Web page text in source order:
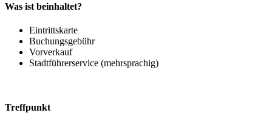
Was ist beinhaltet?
Eintrittskarte
Buchungsgebühr
Vorverkauf
Stadtführerservice (mehrsprachig)
Treffpunkt